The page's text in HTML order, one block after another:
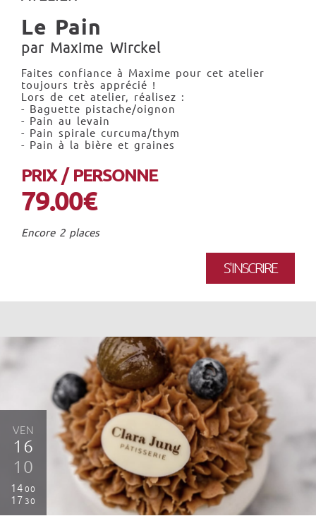
Le Pain
par Maxime Wirckel
Faites confiance à Maxime pour cet atelier
toujours très apprécié !
Lors de cet atelier, réalisez :
- Baguette pistache/oignon
- Pain au levain
- Pain spirale curcuma/thym
- Pain à la bière et graines
PRIX / PERSONNE
79.00€
Encore 2 places
S'INSCRIRE
VEN
16
10
14 00
17 30